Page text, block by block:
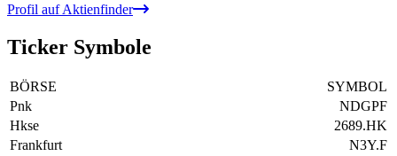
Profil auf Aktienfinder
Ticker Symbole
BÖRSE
SYMBOL
Pnk
NDGPF
Hkse
2689.HK
Frankfurt
N3Y.F